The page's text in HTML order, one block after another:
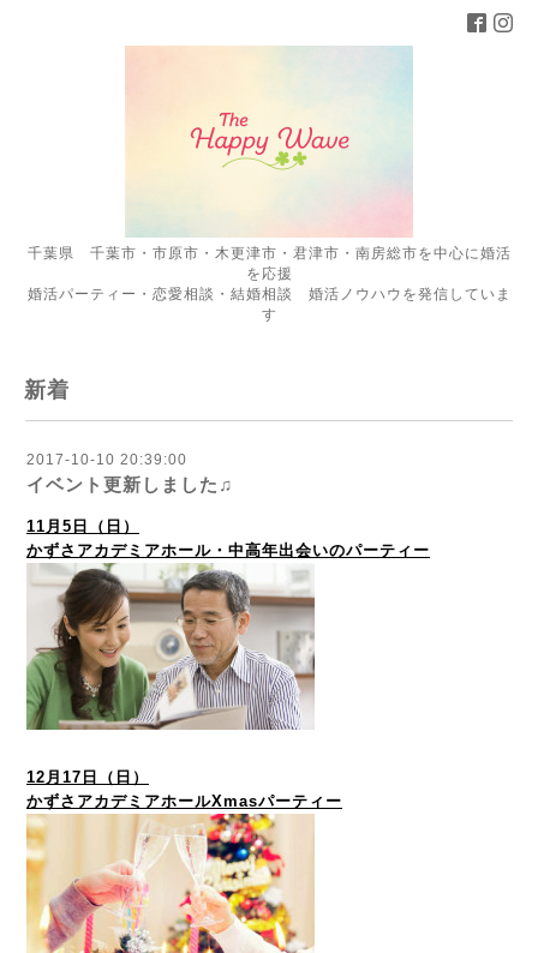
千葉県 千葉市・市原市・木更津市・君津市・南房総市を中心に婚活
を応援
婚活パーティー・恋愛相談・結婚相談 婚活ノウハウを発信していま
す
新着
2017-10-10 20:39:00
イベント更新しました♫
11月5日（日）
かずさアカデミアホール・中高年出会いのパーティー
12月17日（日）
かずさアカデミアホールXmasパーティー